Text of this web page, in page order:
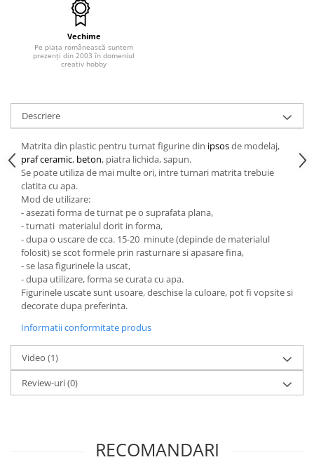
Carton/Hartie Scrapbooking
Carton/Hartie unicolor
Hartie creponata
Hartie dantelata
Hartie reciclata/manuala
Carton
Rame, albume, notesuri
Masti
Forme/Figurine carton
Panglici, snururi, sarma
Dantela
Panglici craciun
Panglici decor
Snur/sfoara/fir
Metal
Aplice decor
Sticla
Platouri
Vechime
Pe piața românească suntem
prezenți din 2003 în domeniul
creativ hobby
Descriere
Matrita din plastic pentru turnat figurine din ipsosde modelaj,
praf ceramic, beton, piatra lichida, sapun.
Se poate utiliza de mai multe ori, intre turnari matrita trebuie
clatita cu apa.
Mod de utilizare:
- asezati forma de turnat pe o suprafata plana,
- turnati materialul dorit in forma,
- dupa o uscare de cca. 15-20 minute (depinde de materialul
folosit) se scot formele prin rasturnare si apasare fina,
- se lasa figurinele la uscat,
- dupa utilizare, forma se curata cu apa.
Figurinele uscate sunt usoare, deschise la culoare, pot fi vopsite si
decorate dupa preferinta.
Informatii conformitate produs
Video (1)
Review-uri(0)
RECOMANDARI